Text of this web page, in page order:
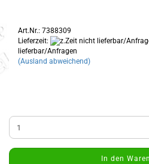
Art.Nr.: 7388309
Lieferzeit:
lieferbar/Anfragen
(Ausland abweichend)
In den